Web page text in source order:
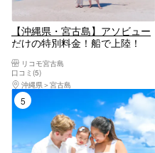
【沖縄県・宮古島】アソビュー
だけの特別料金！船で上陸！
撮影無料！5分で到着！ツアー
時間1時間！2歳児以下無料！即
予約OK！
リコモ宮古島
口コミ(5)
沖縄県
宮古島